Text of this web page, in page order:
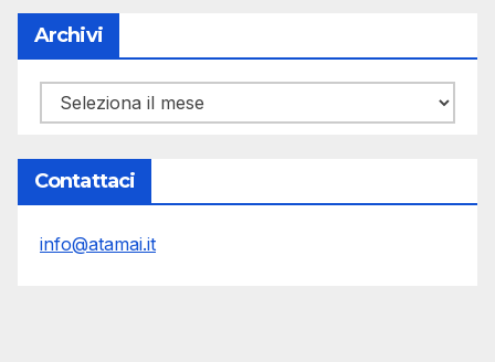
Archivi
Archivi
Contattaci
info@atamai.it